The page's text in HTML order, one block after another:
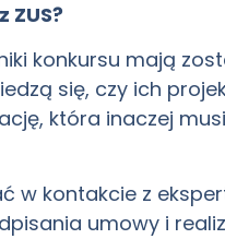
konkursu mają
się, czy ich
która inaczej
w kontakcie z
umowy i